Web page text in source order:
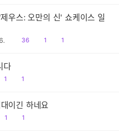
우스: 오만의 신' 쇼케이스 일
읽
36
공1
댓1
다
공1
댓1
이긴 하네요
공1
댓1